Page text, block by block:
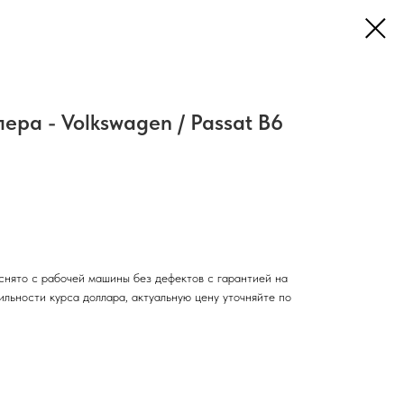
- Volkswagen / Passat B6
с рабочей машины без дефектов с гарантией на
курса доллара, актуальную цену уточняйте по